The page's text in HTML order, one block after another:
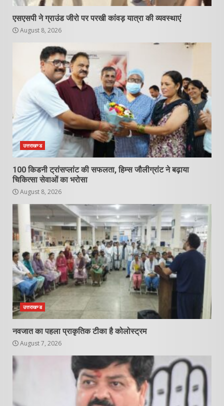
एसएसपी ने ग्राउंड जीरो पर परखी कांवड़ यात्रा की व्यवस्थाएं
August 8, 2026
उत्तराखण्ड
100 किडनी ट्रांसप्लांट की सफलता, हिम्स जौलीग्रांट ने बढ़ाया
चिकित्सा सेवाओं का भरोसा
August 8, 2026
उत्तराखण्ड
नवजात का पहला प्राकृतिक टीका है कोलोस्ट्रम
August 7, 2026